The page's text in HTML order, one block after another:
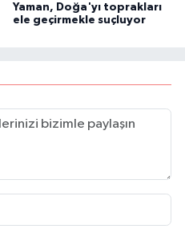
Yaman, Doğa'yı toprakları
ele geçirmekle suçluyor